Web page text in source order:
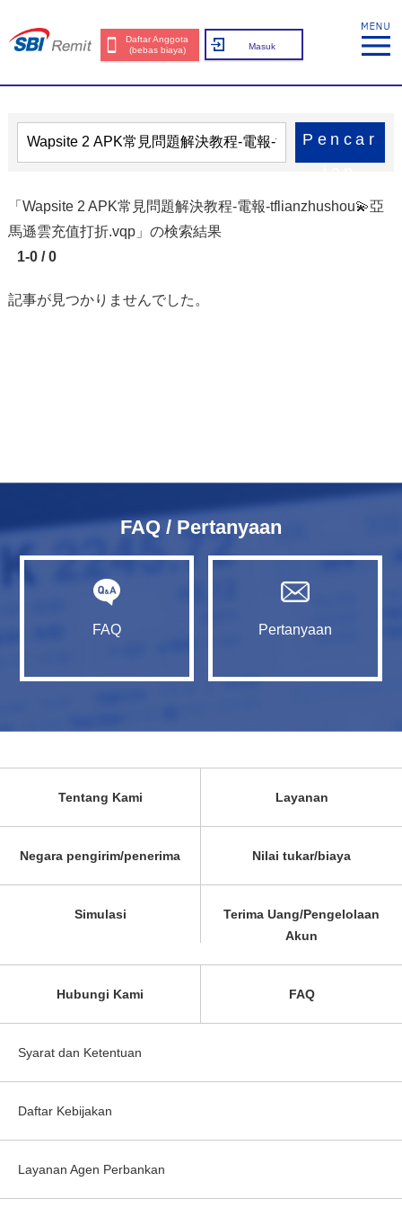
Daftar Anggota
(bebas biaya)
Masuk
Pencar
「Wapsite 2 APK常見問題解決教程-電報-tflianzhushou💫亞
馬遜雲充值打折.vqp」の検索結果
1-0 / 0
記事が見つかりませんでした。
FAQ / Pertanyaan
FAQ Pertanyaan
Tentang Kami Layanan
Negara pengirim/penerima Nilai tukar/biaya
Simulasi
Terima Uang/Pengelolaan
Akun
Hubungi Kami FAQ
Syarat dan Ketentuan
Daftar Kebijakan
Layanan Agen Perbankan